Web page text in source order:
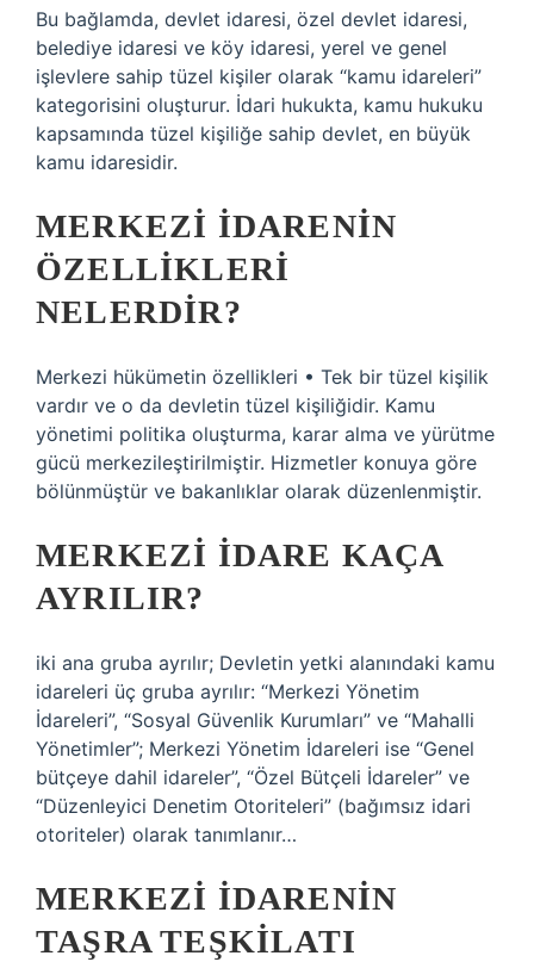
Bu bağlamda, devlet idaresi, özel devlet idaresi,
belediye idaresi ve köy idaresi, yerel ve genel
işlevlere sahip tüzel kişiler olarak “kamu idareleri”
kategorisini oluşturur. İdari hukukta, kamu hukuku
kapsamında tüzel kişiliğe sahip devlet, en büyük
kamu idaresidir.
MERKEZI IDARENIN
ÖZELLIKLERI
NELERDIR?
Merkezi hükümetin özellikleri • Tek bir tüzel kişilik
vardır ve o da devletin tüzel kişiliğidir. Kamu
yönetimi politika oluşturma, karar alma ve yürütme
gücü merkezileştirilmiştir. Hizmetler konuya göre
bölünmüştür ve bakanlıklar olarak düzenlenmiştir.
MERKEZI IDARE KAÇA
AYRILIR?
iki ana gruba ayrılır; Devletin yetki alanındaki kamu
idareleri üç gruba ayrılır: “Merkezi Yönetim
İdareleri”, “Sosyal Güvenlik Kurumları” ve “Mahalli
Yönetimler”; Merkezi Yönetim İdareleri ise “Genel
bütçeye dahil idareler”, “Özel Bütçeli İdareler” ve
“Düzenleyici Denetim Otoriteleri” (bağımsız idari
otoriteler) olarak tanımlanır…
MERKEZI IDARENIN
TAŞRA TEŞKILATI